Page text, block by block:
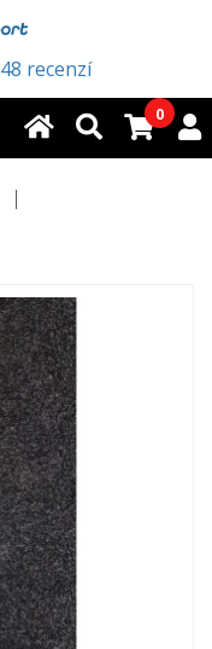
48 recenzí
0